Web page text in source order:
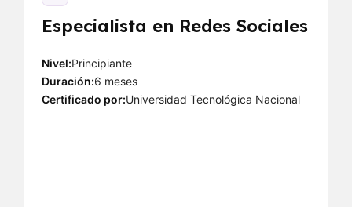
Especialista en Redes Sociales
Nivel:Principiante
Duración:6 meses
Certificado por:Universidad Tecnológica Nacional